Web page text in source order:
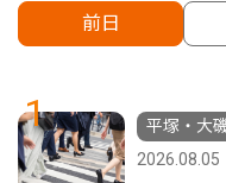
前日
1
平塚・大
2026.08.05